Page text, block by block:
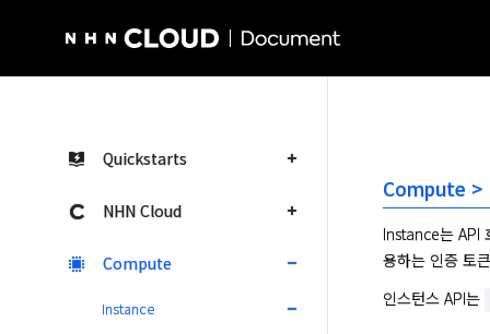
Quickstarts
NHN Cloud
Compute
Instance
Compute >
Instance는 API
용하는 인증 토
인스턴스 API는